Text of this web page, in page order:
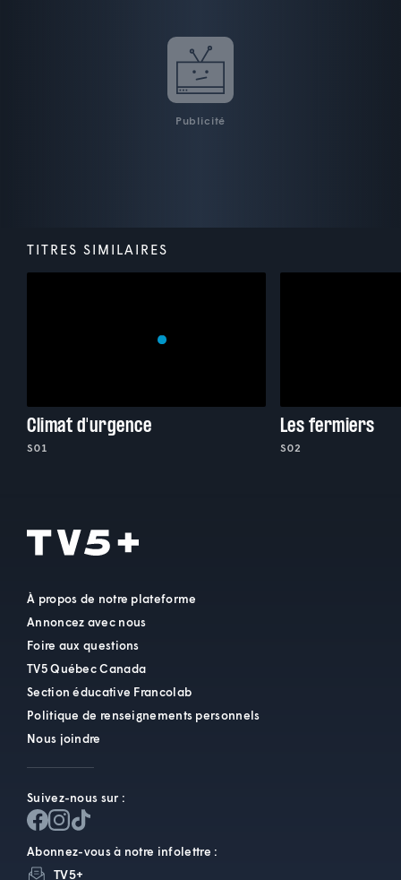
Publicité
TITRES SIMILAIRES
Climat d'urgence
S01
Les fermiers
S02
À propos de notre plateforme
Annoncez avec nous
Foire aux questions
TV5 Québec Canada
Section éducative Francolab
Politique de renseignements personnels
Nous joindre
Suivez-nous sur :
Abonnez-vous à notre infolettre :
TV5+